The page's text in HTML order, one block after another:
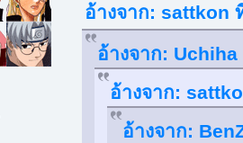
อ้างจาก: sattkon
อ้างจาก: Uchiha
อ้างจาก:
อ้างจาก: